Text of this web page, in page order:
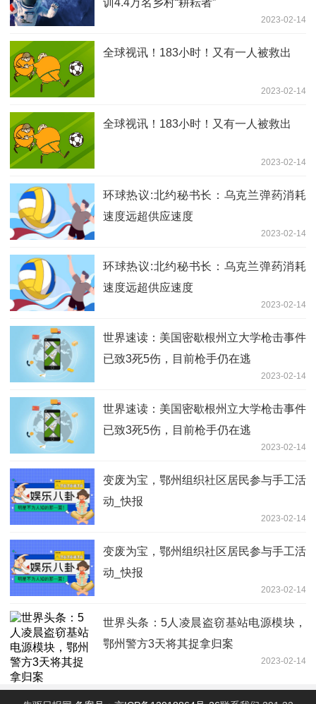
训4.4万名乡村“耕耘者”
2023-02-14
全球视讯！183小时！又有一人被救出
2023-02-14
全球视讯！183小时！又有一人被救出
2023-02-14
环球热议:北约秘书长：乌克兰弹药消耗
速度远超供应速度
2023-02-14
环球热议:北约秘书长：乌克兰弹药消耗
速度远超供应速度
2023-02-14
世界速读：美国密歇根州立大学枪击事件
已致3死5伤，目前枪手仍在逃
2023-02-14
世界速读：美国密歇根州立大学枪击事件
已致3死5伤，目前枪手仍在逃
2023-02-14
变废为宝，鄂州组织社区居民参与手工活
动_快报
2023-02-14
变废为宝，鄂州组织社区居民参与手工活
动_快报
2023-02-14
世界头条：5人凌晨盗窃基站电源模块，
鄂州警方3天将其捉拿归案
2023-02-14